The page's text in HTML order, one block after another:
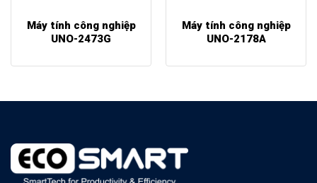
Máy tính công nghiệp
UNO-2473G
Máy tính công nghiệp
UNO-2178A